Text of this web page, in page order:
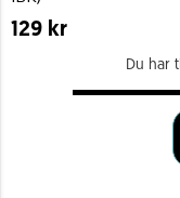
129 kr
Du har